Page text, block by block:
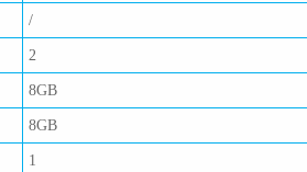
/
2
8GB
8GB
1